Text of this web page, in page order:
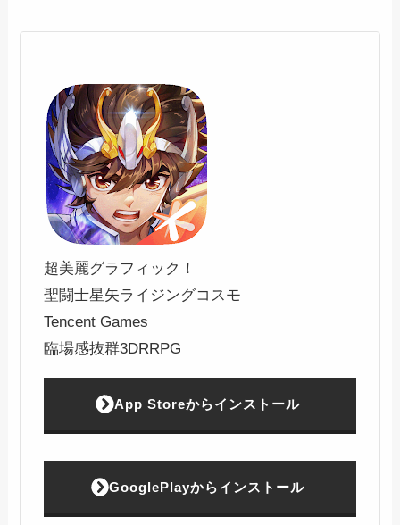
超美麗グラフィック！
聖闘士星矢ライジングコスモ
Tencent Games
臨場感抜群3DRRPG
App Storeからインストール
GooglePlayからインストール